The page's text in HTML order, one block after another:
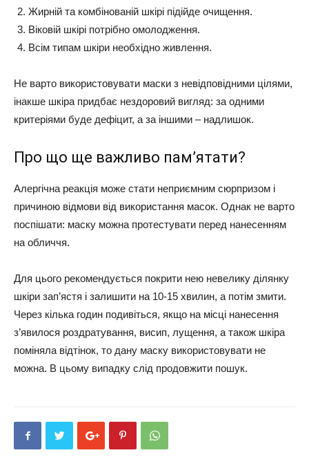
Жирній та комбінованій шкірі підійде очищення.
Віковій шкірі потрібно омолодження.
Всім типам шкіри необхідно живлення.
Не варто використовувати маски з невідповідними цілями,
інакше шкіра придбає нездоровий вигляд: за одними
критеріями буде дефіцит, а за іншими – надлишок.
Про що ще важливо пам’ятати?
Алергічна реакція може стати неприємним сюрпризом і
причиною відмови від використання масок. Однак не варто
поспішати: маску можна протестувати перед нанесенням
на обличчя.
Для цього рекомендується покрити нею невелику ділянку
шкіри зап’ястя і залишити на 10-15 хвилин, а потім змити.
Через кілька годин подивіться, якщо на місці нанесення
з’явилося роздратування, висип, лущення, а також шкіра
поміняла відтінок, то дану маску використовувати не
можна. В цьому випадку слід продовжити пошук.